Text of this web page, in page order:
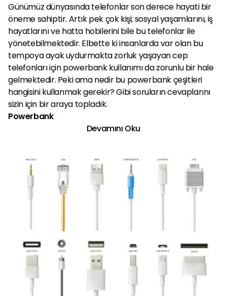
Günümüz dünyasında telefonlar son derece hayati bir
öneme sahiptir. Artık pek çok kişi; sosyal yaşamlarını, iş
hayatlarını ve hatta hobilerini bile bu telefonlar ile
yönetebilmektedir. Elbette ki insanlarda var olan bu
tempoya ayak uydurmakta zorluk yaşayan cep
telefonları için powerbank kullanımı da zorunlu bir hale
gelmektedir. Peki ama nedir bu powerbank çeşitleri
hangisini kullanmak gerekir? Gibi soruların cevaplarını
sizin için bir araya topladık.
Powerbank
Devamını Oku